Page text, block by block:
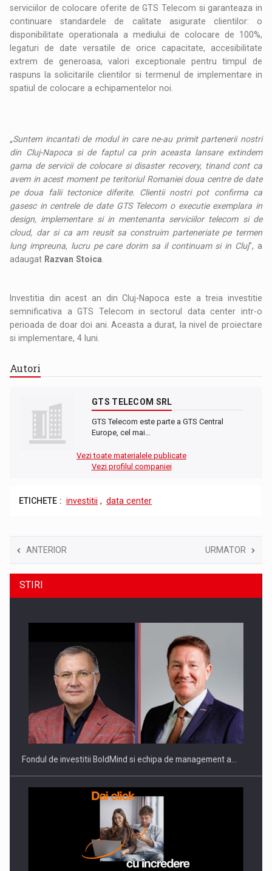
serviciilor de colocare oferite de GTS Telecom si garanteaza in
continuare standardele de calitate asigurate clientilor: o
disponibilitate operationala a mediului de colocare de 100%,
legaturi de date versatile de orice capacitate, accesibilitate
extrem de generoasa, valori exceptionale pentru timpul de
raspuns la solicitarile clientilor si termenul de implementare in
spatiul de colocare a echipamentelor noi.
„Suntem incantati de modul in care ne-au primit partenerii nostri
din Cluj-Napoca si de faptul ca prin aceasta lansare extindem
gama de servicii de colocare si disaster recovery, tinand cont ca
avem in acest moment pe teritoriul Romaniei doua centre de date
pe doua falii tectonice diferite. Clientii nostri pot confirma ca
gasesc in centrele de date GTS Telecom o executie exemplara in
design, implementare si in mentenanta serviciilor telecom si de
cloud, dar si ca am reusit sa construim parteneriate pe termen
lung impreuna, lucru pe care dorim sa il continuam si in Cluj”, a
adaugat Razvan Stoica
Investitia din acest an din Cluj-Napoca este a treia investitie
semnificativa a GTS Telecom in sectorul data center intr-o
perioada de doar doi ani. Aceasta a durat, la nivel de proiectare
si implementare, 4 luni.
Autori
GTS TELECOM SRL
GTS Telecom este parte a GTS Central
Europe, cel mai…
Vezi toate materialele publicate
Vezi profilul companiei
ETICHETE : investitii , data center
ANTERIOR URMATOR
STIRI
Fondul de investitii BoldMind si echipa de management a…